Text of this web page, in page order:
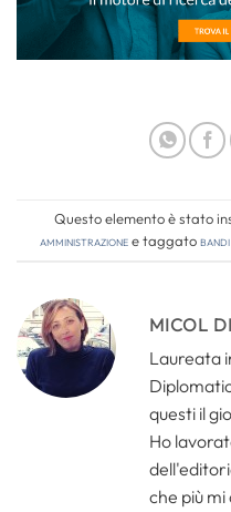
Questo elemento è stato
amministrazionee taggato
MICOL
Laureata
questi il
Ho
che più